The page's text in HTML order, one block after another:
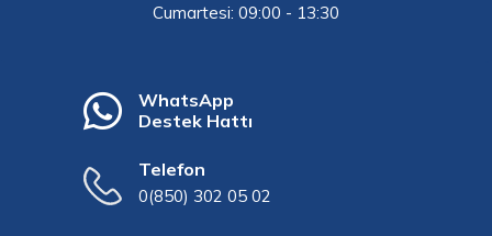
Cumartesi: 09:00 - 13:30
WhatsApp
Destek Hattı
Telefon
0(850) 302 05 02